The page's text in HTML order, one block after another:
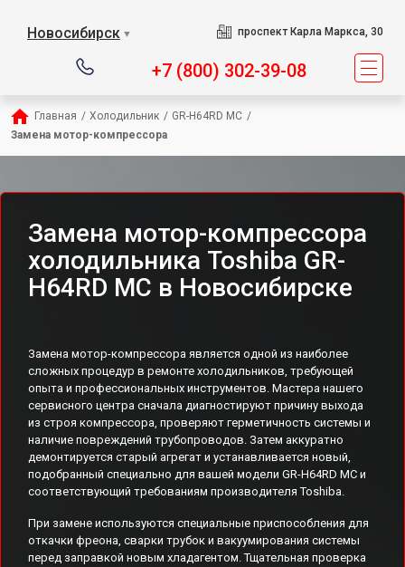
Новосибирск ▼ проспект Карла Маркса, 30
+7 (800) 302-39-08
Главная / Холодильник / GR-H64RD MC /
Замена мотор-компрессора
Замена мотор-компрессора
холодильника Toshiba GR-
H64RD MC в Новосибирске
Замена мотор-компрессора является одной из наиболее
сложных процедур в ремонте холодильников, требующей
опыта и профессиональных инструментов. Мастера нашего
сервисного центра сначала диагностируют причину выхода
из строя компрессора, проверяют герметичность системы и
наличие повреждений трубопроводов. Затем аккуратно
демонтируется старый агрегат и устанавливается новый,
подобранный специально для вашей модели GR-H64RD MC и
соответствующий требованиям производителя Toshiba.
При замене используются специальные приспособления для
откачки фреона, сварки трубок и вакуумирования системы
перед заправкой новым хладагентом. Тщательная проверка